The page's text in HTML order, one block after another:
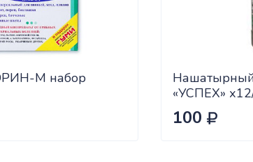
М набор
«УСПЕХ»
100